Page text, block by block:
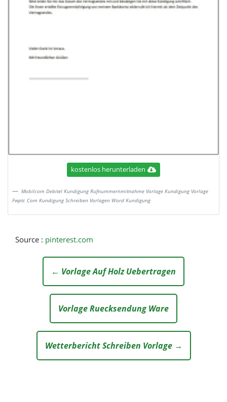
kostenlos herunterladen
Mobilcom Debitel Kundigung Rufnummernmitnahme Vorlage Kundigung Vorlage
Fwptc Com Kundigung Schreiben Vorlagen Word Kundigung
Source : pinterest.com
← Vorlage Auf Holz Uebertragen
Vorlage Ruecksendung Ware
Wetterbericht Schreiben Vorlage →